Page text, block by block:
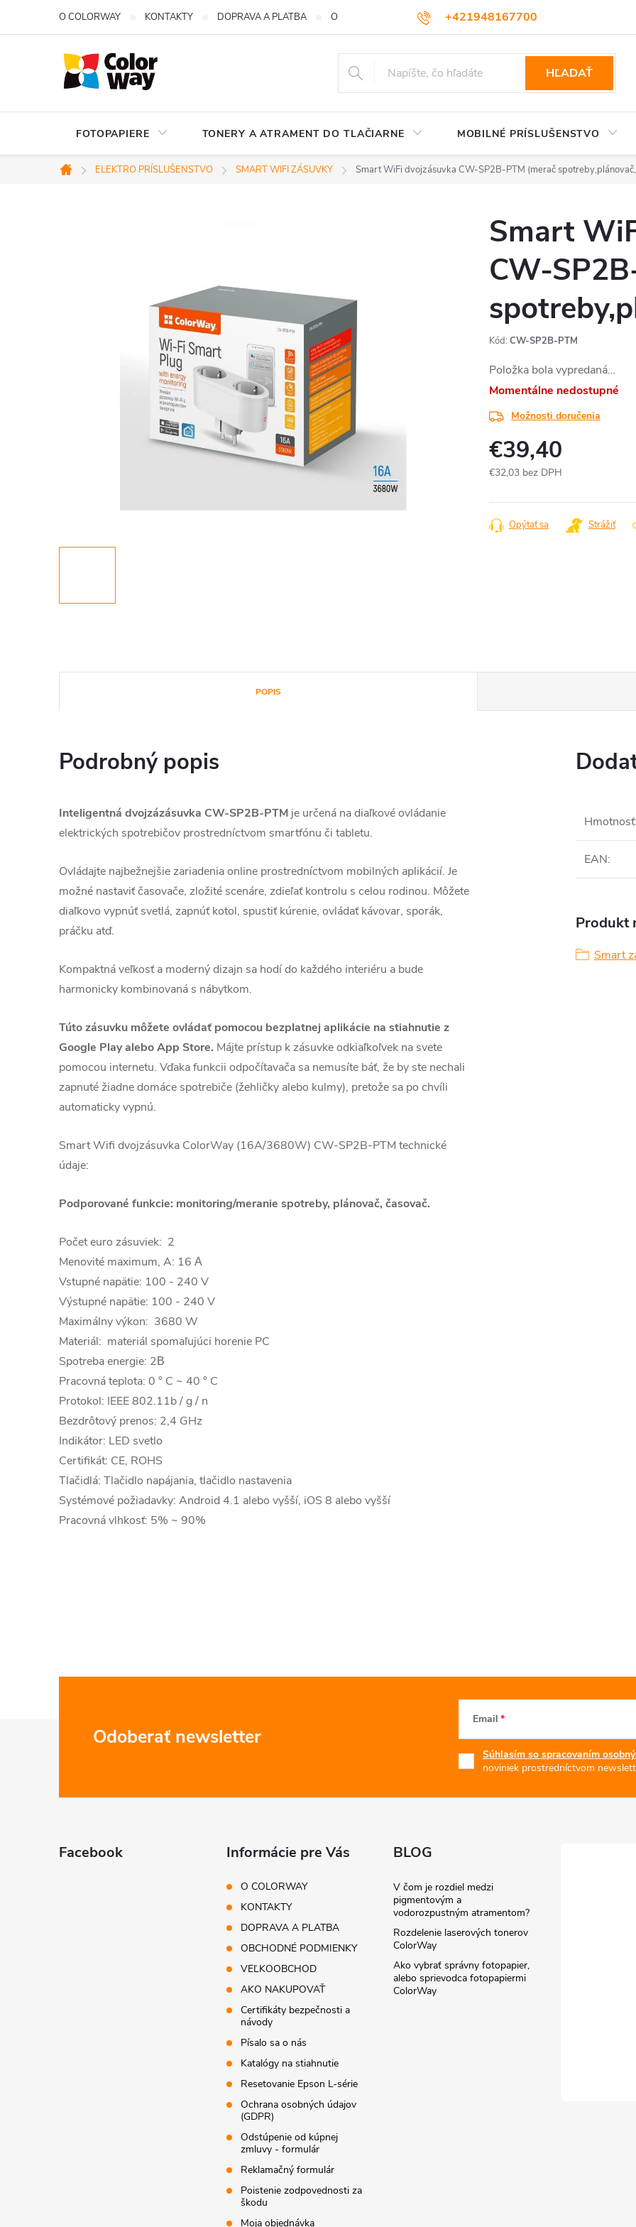
+421948167700
podpora@colorway.sk
O COLORWAY KONTAKTY DOPRAVA A PLATBA OBCHODNÉ PODMIENKY VEĽKOOBCHOD
HĽADAŤ
FOTOPAPIERE TONERY A ATRAMENT DO TLAČIARNE MOBILNÉ PRÍSLUŠENSTVO
Domov
ELEKTRO PRÍSLUŠENSTVO SMART WIFI ZÁSUVKY Smart WiFi dvojzásuvka CW-SP2B-PTM (merač
Smart
CW-
Kód: CW-SP2B-PTM
Položka bola vypredaná…
Momentálne nedostupné
Možnosti doručenia
€39,40
€32,03 bez DPH
cena:
Opýtať sa Strážiť
POPIS
Podrobný popis
Inteligentná dvojzázásuvka CW-SP2B-PTM je určená na diaľkové ovládanie
elektrických spotrebičov prostredníctvom smartfónu či tabletu.
Ovládajte najbežnejšie zariadenia online prostredníctvom mobilných aplikácií. Je
možné nastaviť časovače, zložité scenáre, zdieľať kontrolu s celou rodinou. Môžete
diaľkovo vypnúť svetlá, zapnúť kotol, spustiť kúrenie, ovládať kávovar, sporák,
práčku atď.
Kompaktná veľkosť a moderný dizajn sa hodí do každého interiéru a bude
harmonicky kombinovaná s nábytkom.
Túto zásuvku môžete ovládať pomocou bezplatnej aplikácie na stiahnutie z
Google Play alebo App Store. Májte prístup k zásuvke odkiaľkoľvek na svete
pomocou internetu. Vďaka funkcii odpočítavača sa nemusíte báť, že by ste nechali
zapnuté žiadne domáce spotrebiče (žehličky alebo kulmy), pretože sa po chvíli
automaticky vypnú.
Smart Wifi dvojzásuvka ColorWay (16A/3680W) CW-SP2B-PTM technické
údaje:
Podporované funkcie: monitoring/meranie spotreby, plánovač, časovač.
Počet euro zásuviek: 2
Menovité maximum, A: 16 А
Vstupné napätie: 100 - 240 V
Výstupné napätie: 100 - 240 V
Maximálny výkon: 3680 W
Materiál: materiál spomaľujúci horenie PC
Spotreba energie: 2В
Pracovná teplota: 0 ° C ~ 40 ° C
Protokol: IEEE 802.11b / g / n
Bezdrôtový prenos: 2,4 GHz
Indikátor: LED svetlo
Certifikát: CE, ROHS
Tlačidlá: Tlačidlo napájania, tlačidlo nastavenia
Systémové požiadavky: Android 4.1 alebo vyšší, iOS 8 alebo vyšší
Pracovná vlhkosť: 5% ~ 90%
Hmotnosť:
EAN:
Produkt
Smart
Odoberať newsletter
Email
Súhlasím so spracovaním
noviniek prostredníctvom
Facebook Informácie pre Vás
O COLORWAY
KONTAKTY
DOPRAVA A PLATBA
OBCHODNÉ PODMIENKY
VEĽKOOBCHOD
AKO NAKUPOVAŤ
Certifikáty bezpečnosti a
návody
Písalo sa o nás
Katalógy na stiahnutie
Resetovanie Epson L-série
Ochrana osobných údajov
(GDPR)
Odstúpenie od kúpnej
zmluvy - formulár
Reklamačný formulár
Poistenie zodpovednosti za
škodu
Moja objednávka
BLOG
V čom je rozdiel medzi
pigmentovým a
vodorozpustným atramentom?
Rozdelenie laserových tonerov
ColorWay
Ako vybrať správny fotopapier,
alebo sprievodca fotopapiermi
ColorWay